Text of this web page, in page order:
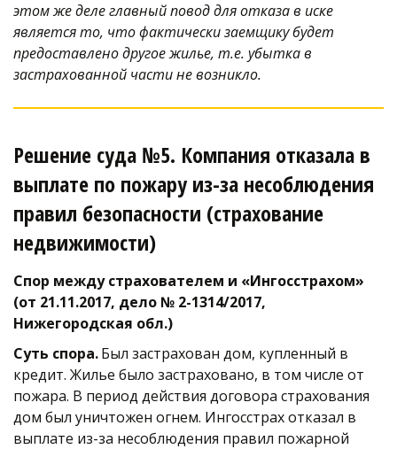
этом же деле главный повод для отказа в иске
является то, что фактически заемщику будет
предоставлено другое жилье, т.е. убытка в
застрахованной части не возникло.
Решение суда №5. Компания отказала в
выплате по пожару из-за несоблюдения
правил безопасности (страхование
недвижимости)
Спор между страхователем и «Ингосстрахом»
(от 21.11.2017, дело № 2-1314/2017,
Нижегородская обл.)
Суть спора. Был застрахован дом, купленный в
кредит. Жилье было застраховано, в том числе от
пожара. В период действия договора страхования
дом был уничтожен огнем. Ингосстрах отказал в
выплате из-за несоблюдения правил пожарной